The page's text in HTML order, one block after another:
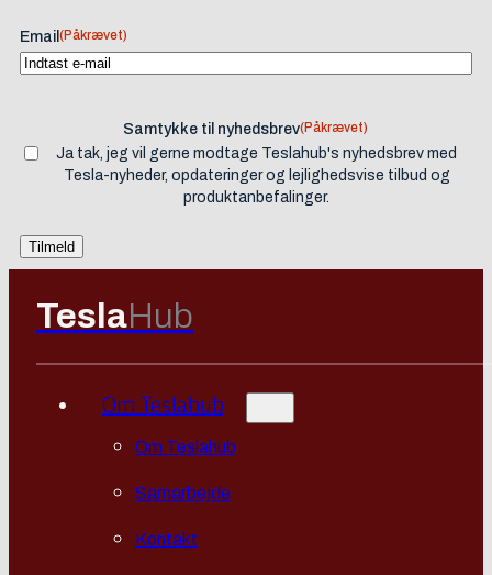
Email (Påkrævet)
Samtykke til nyhedsbrev(Påkrævet)
Ja tak, jeg vil gerne modtage Teslahub's nyhedsbrev med
Tesla-nyheder, opdateringer og lejlighedsvise tilbud og
produktanbefalinger.
TeslaHub
Om Teslahub
Om Teslahub
Samarbejde
Kontakt